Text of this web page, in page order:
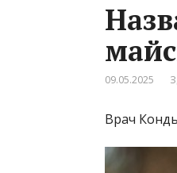
09.05.2025
Врач